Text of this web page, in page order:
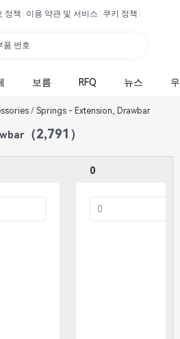
정책 이용 약관 및 서비스 쿠키 정책
품 번호
보름 RFQ 뉴스
/ Springs - Extension, Drawbar
（2,791）
0